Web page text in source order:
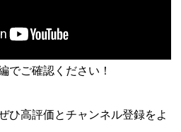
でご確認ください！
ぜひ高評価とチャンネル登録をよ